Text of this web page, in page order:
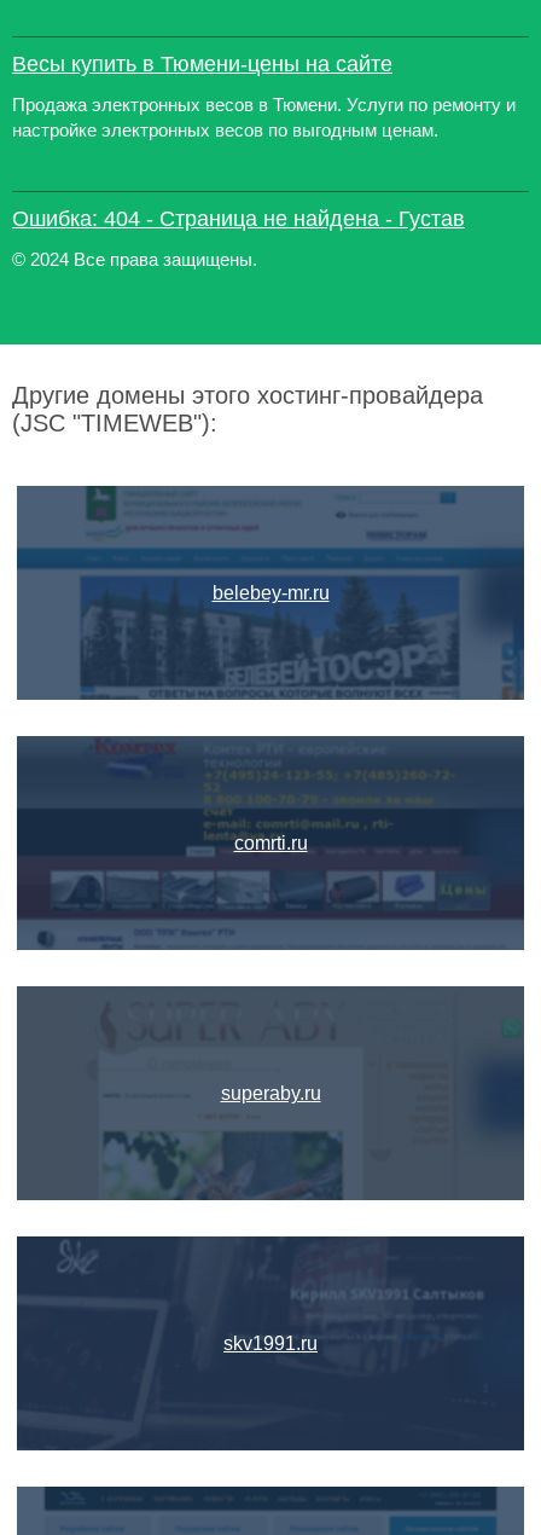
Весы купить в Тюмени-цены на сайте
Продажа электронных весов в Тюмени. Услуги по ремонту и
настройке электронных весов по выгодным ценам.
Ошибка: 404 - Страница не найдена - Густав
© 2024 Все права защищены.
Другие домены этого хостинг-провайдера
(JSC "TIMEWEB"):
belebey-mr.ru
comrti.ru
superaby.ru
skv1991.ru